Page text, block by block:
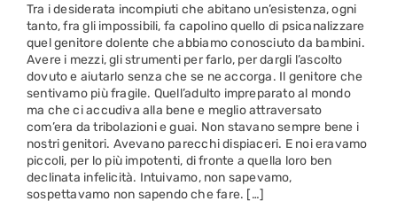
Tra i desiderata incompiuti che abitano un’esistenza, ogni
tanto, fra gli impossibili, fa capolino quello di psicanalizzare
quel genitore dolente che abbiamo conosciuto da bambini.
Avere i mezzi, gli strumenti per farlo, per dargli l’ascolto
dovuto e aiutarlo senza che se ne accorga. Il genitore che
sentivamo più fragile. Quell’adulto impreparato al mondo
ma che ci accudiva alla bene e meglio attraversato
com’era da tribolazioni e guai. Non stavano sempre bene i
nostri genitori. Avevano parecchi dispiaceri. E noi eravamo
piccoli, per lo più impotenti, di fronte a quella loro ben
declinata infelicità. Intuivamo, non sapevamo,
sospettavamo non sapendo che fare. […]